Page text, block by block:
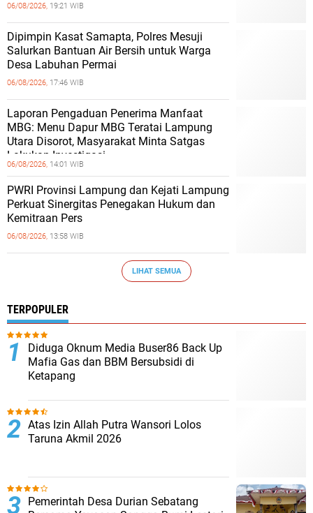
06/08/2026, 19:21 WIB
Dipimpin Kasat Samapta, Polres Mesuji
Salurkan Bantuan Air Bersih untuk Warga
Desa Labuhan Permai
06/08/2026, 17:46 WIB
Laporan Pengaduan Penerima Manfaat
MBG: Menu Dapur MBG Teratai Lampung
Utara Disorot, Masyarakat Minta Satgas
Lakukan Investigasi
06/08/2026, 14:01 WIB
PWRI Provinsi Lampung dan Kejati Lampung
Perkuat Sinergitas Penegakan Hukum dan
Kemitraan Pers
06/08/2026, 13:58 WIB
LIHAT SEMUA
TERPOPULER
Diduga Oknum Media Buser86 Back Up
Mafia Gas dan BBM Bersubsidi di
Ketapang
Atas Izin Allah Putra Wansori Lolos
Taruna Akmil 2026
Pemerintah Desa Durian Sebatang